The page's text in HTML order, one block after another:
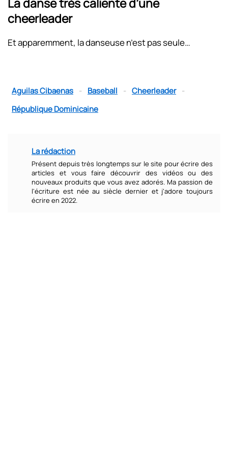
cheerleader
Et apparemment, la danseuse n’est pas seule…
Aguilas Cibaenas - Baseball - Cheerleader -
République Dominicaine
La rédaction
Présent depuis très longtemps sur le site pour écrire des
articles et vous faire découvrir des vidéos ou des
nouveaux produits que vous avez adorés. Ma passion de
l'écriture est née au siècle dernier et j'adore toujours
écrire en 2022.